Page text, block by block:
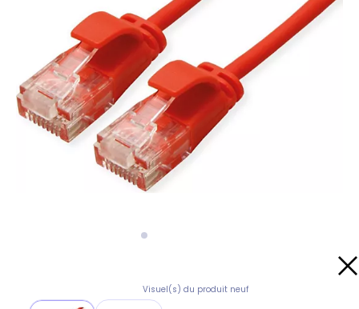
Visuel(s) du produit neuf